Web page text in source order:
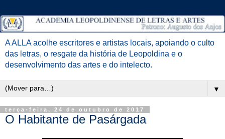
A ALLA acolhe escritores e artistas locais, apoiando o culto
das letras, o resgate da história de Leopoldina e o
desenvolvimento das artes e do intelecto.
▼
terça-feira, 24 de outubro de 2017
O Habitante de Pasárgada